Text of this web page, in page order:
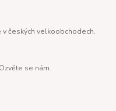
v českých velkoobchodech.
se nám.